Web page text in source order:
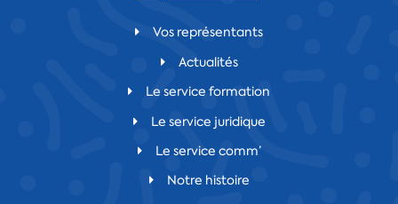
Vos représentants
Actualités
Le service formation
Le service juridique
Le service comm’
Notre histoire